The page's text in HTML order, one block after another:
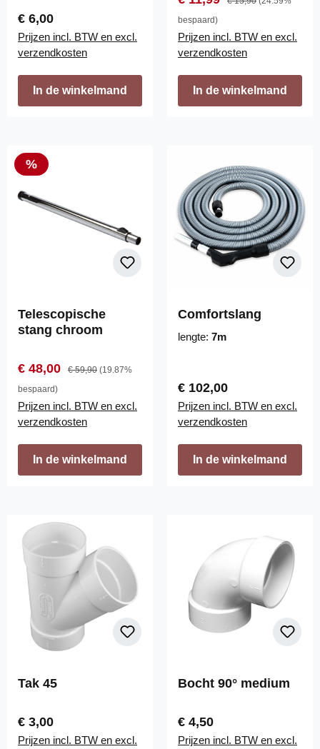
Normale prijs:
€ 6,00
Prijzen incl. BTW en excl.
verzendkosten
In de winkelmand
bespaard)
Prijzen incl. BTW en excl.
verzendkosten
In de winkelmand
Korting
%
Telescopische
stang chroom
Verkoopprijs:
€ 48,00 Normale prijs:
€ 59,90 (19.87%
bespaard)
Prijzen incl. BTW en excl.
verzendkosten
In de winkelmand
Comfortslang
lengte: 7m
Normale prijs:
€ 102,00
Prijzen incl. BTW en excl.
verzendkosten
In de winkelmand
Tak 45
Normale prijs:
€ 3,00
Prijzen incl. BTW en excl.
Bocht 90° medium
Normale prijs:
€ 4,50
Prijzen incl. BTW en excl.